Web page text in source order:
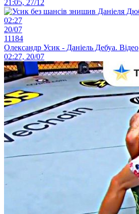
21:05, 27/12
02:27
20/07
11184
Олександр Усик - Даніель Дебуа. Відео
02:27, 20/07